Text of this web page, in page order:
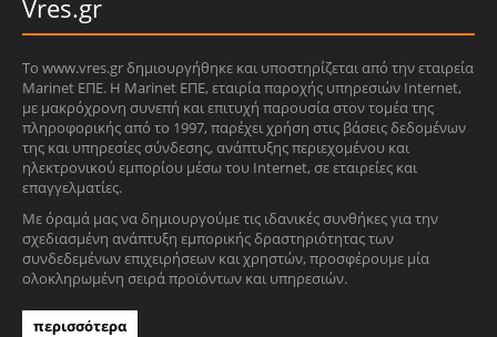
Vres.gr
Το www.vres.gr δημιουργήθηκε και υποστηρίζεται από την εταιρεία
Marinet ΕΠΕ. Η Marinet ΕΠΕ, εταιρία παροχής υπηρεσιών Internet,
με μακρόχρονη συνεπή και επιτυχή παρουσία στον τομέα της
πληροφορικής από το 1997, παρέχει χρήση στις βάσεις δεδομένων
της και υπηρεσίες σύνδεσης, ανάπτυξης περιεχομένου και
ηλεκτρονικού εμπορίου μέσω του Internet, σε εταιρείες και
επαγγελματίες.
Με όραμά μας να δημιουργούμε τις ιδανικές συνθήκες για την
σχεδιασμένη ανάπτυξη εμπορικής δραστηριότητας των
συνδεδεμένων επιχειρήσεων και χρηστών, προσφέρουμε μία
ολοκληρωμένη σειρά προϊόντων και υπηρεσιών.
περισσότερα